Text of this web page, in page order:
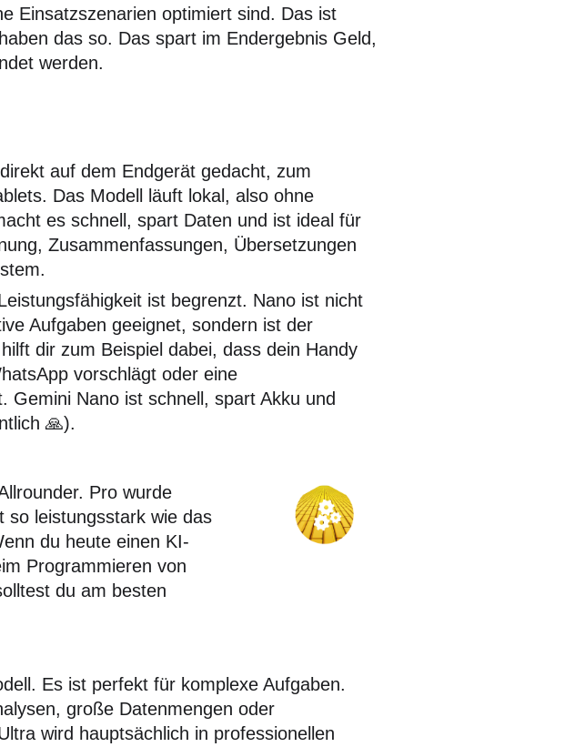
Einsatzszenarien optimiert sind. Das ist
das so. Das spart im Endergebnis Geld,
werden.
auf dem Endgerät gedacht, zum
Das Modell läuft lokal, also ohne
es schnell, spart Daten und ist ideal für
Zusammenfassungen, Übersetzungen
ist begrenzt. Nano ist nicht
Aufgaben geeignet, sondern ist der
dir zum Beispiel dabei, dass dein Handy
vorschlägt oder eine
Gemini Nano ist schnell, spart Akku und
🙏).
Pro wurde
so leistungsstark wie das
du heute einen KI-
Programmieren von
du am besten
Es ist perfekt für komplexe Aufgaben.
große Datenmengen oder
wird hauptsächlich in professionellen